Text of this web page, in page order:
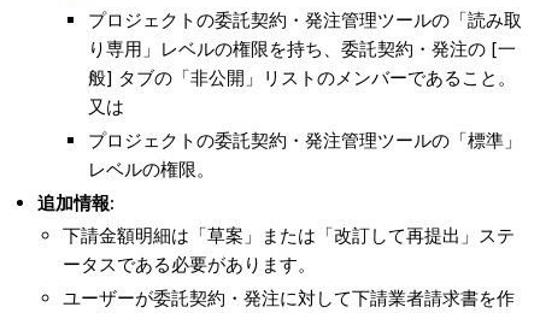
プロジェクトの委託契約・発注管理ツールの「読み取
り専用」レベルの権限を持ち、委託契約・発注の [一
般] タブの「非公開」リストのメンバーであること。
又は
プロジェクトの委託契約・発注管理ツールの「標準」
レベルの権限。
追加情報:
下請金額明細は「草案」または「改訂して再提出」ステ
ータスである必要があります。
ユーザーが委託契約・発注に対して下請業者請求書を作